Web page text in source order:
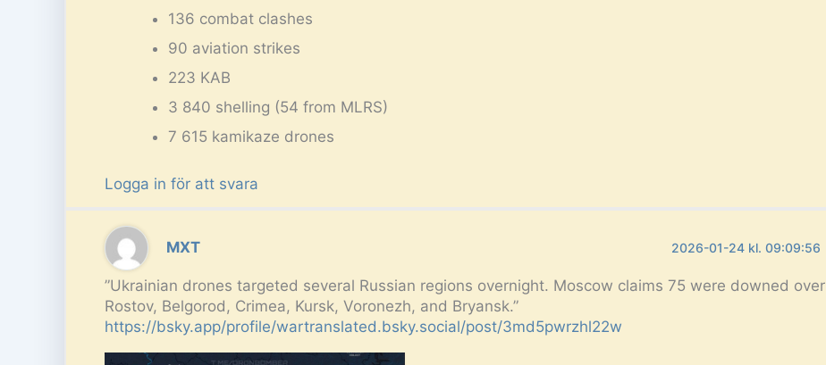
136 combat clashes
90 aviation strikes
223 KAB
3 840 shelling (54 from MLRS)
7 615 kamikaze drones
Logga in för att svara
MXT 2026-01-24 kl. 09:09:56
”Ukrainian drones targeted several Russian regions overnight. Moscow claims 75 were downed over
Rostov, Belgorod, Crimea, Kursk, Voronezh, and Bryansk.”
https://bsky.app/profile/wartranslated.bsky.social/post/3md5pwrzhl22w